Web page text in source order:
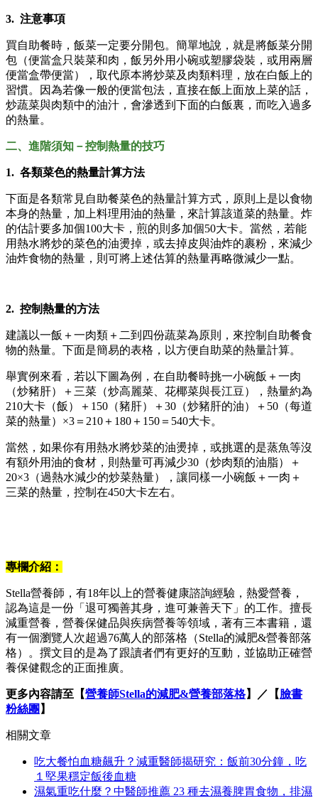
3. 注意事項
買自助餐時，飯菜一定要分開包。簡單地說，就是將飯菜分開
包（便當盒只裝菜和肉，飯另外用小碗或塑膠袋裝，或用兩層
便當盒帶便當），取代原本將炒菜及肉類料理，放在白飯上的
習慣。因為若像一般的便當包法，直接在飯上面放上菜的話，
炒蔬菜與肉類中的油汁，會滲透到下面的白飯裏，而吃入過多
的熱量。
二、進階須知－控制熱量的技巧
1. 各類菜色的熱量計算方法
下面是各類常見自助餐菜色的熱量計算方式，原則上是以食物
本身的熱量，加上料理用油的熱量，來計算該道菜的熱量。炸
的估計要多加個100大卡，煎的則多加個50大卡。當然，若能
用熱水將炒的菜色的油燙掉，或去掉皮與油炸的裹粉，來減少
油炸食物的熱量，則可將上述估算的熱量再略微減少一點。
2. 控制熱量的方法
建議以一飯＋一肉類＋二到四份蔬菜為原則，來控制自助餐食
物的熱量。下面是簡易的表格，以方便自助菜的熱量計算。
舉實例來看，若以下圖為例，在自助餐時挑一小碗飯＋一肉
（炒豬肝）＋三菜（炒高麗菜、花椰菜與長江豆），熱量約為
210大卡（飯）＋150（豬肝）＋30（炒豬肝的油）＋50（每道
菜的熱量）×3＝210＋180＋150＝540大卡。
當然，如果你有用熱水將炒菜的油燙掉，或挑選的是蒸魚等沒
有額外用油的食材，則熱量可再減少30（炒肉類的油脂）＋
20×3（過熱水減少的炒菜熱量），讓同樣一小碗飯＋一肉＋
三菜的熱量，控制在450大卡左右。
專欄介紹：
Stella營養師，有18年以上的營養健康諮詢經驗，熱愛營養，
認為這是一份「退可獨善其身，進可兼善天下」的工作。擅長
減重營養，營養保健品與疾病營養等領域，著有三本書籍，還
有一個瀏覽人次超過76萬人的部落格（Stella的減肥&營養部落
格）。撰文目的是為了跟讀者們有更好的互動，並協助正確營
養保健觀念的正面推廣。
更多內容請至【營養師Stella的減肥&營養部落格】／【臉書
粉絲團 】
相關文章
吃大餐怕血糖飆升？減重醫師揭研究：飯前30分鐘，吃
１堅果穩定飯後血糖
濕氣重吃什麼？中醫師推薦 23 種去濕養脾胃食物，排濕